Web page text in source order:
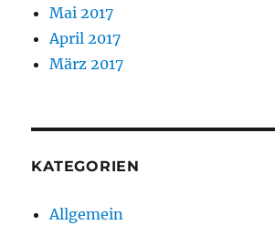
Mai 2017
April 2017
März 2017
KATEGORIEN
Allgemein